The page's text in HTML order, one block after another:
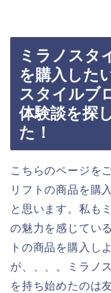
ミラノスタ
を購入した
スタイルブ
体験談を探
た！
こちらのページを
リフトの商品を購
と思います。私も
の魅力を感じてい
トの商品を購入し
が、、、。ミラノ
を持ち始めたのは